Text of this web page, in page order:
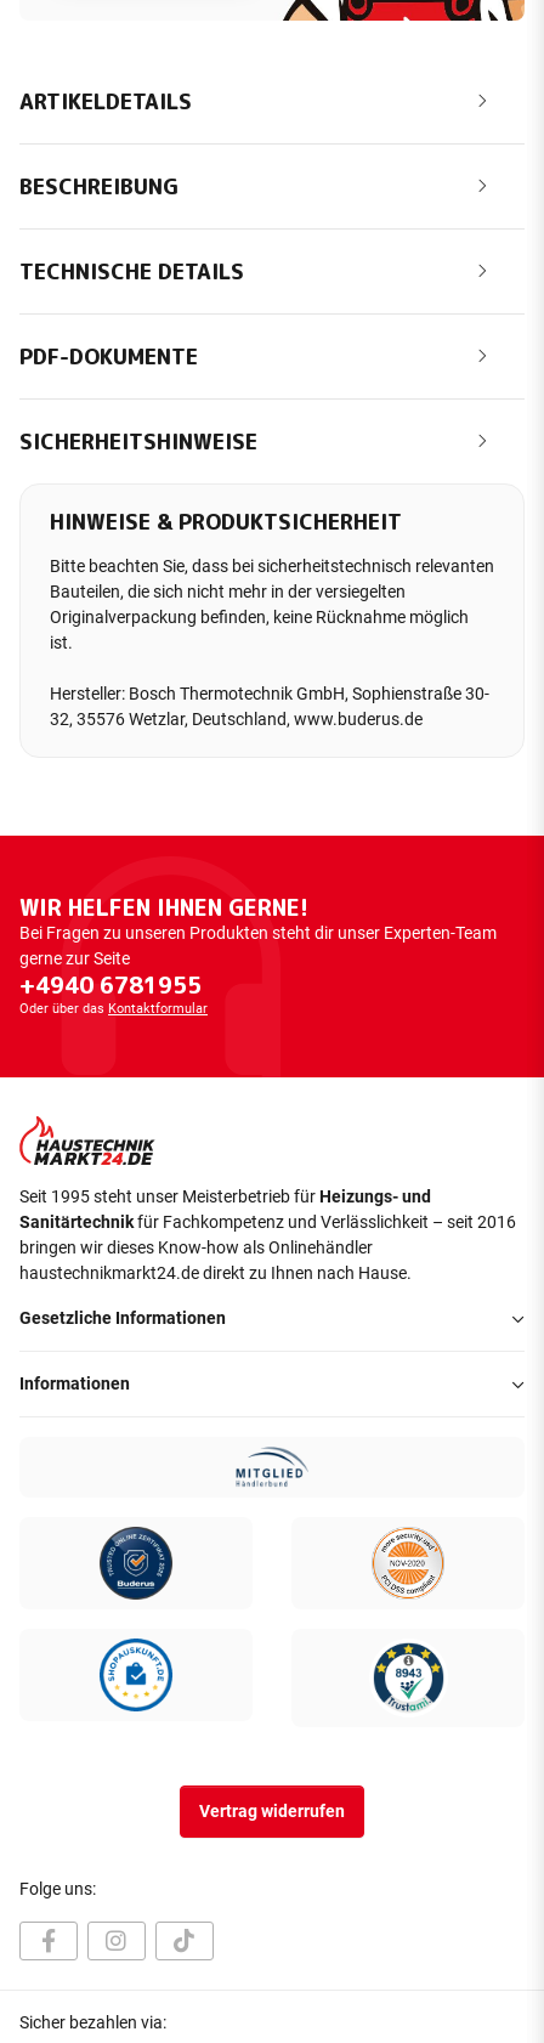
ARTIKELDETAILS
BESCHREIBUNG
TECHNISCHE DETAILS
PDF-DOKUMENTE
SICHERHEITSHINWEISE
HINWEISE & PRODUKTSICHERHEIT
Bitte beachten Sie, dass bei sicherheitstechnisch relevanten
Bauteilen, die sich nicht mehr in der versiegelten
Originalverpackung befinden, keine Rücknahme möglich
ist.
Hersteller: Bosch Thermotechnik GmbH, Sophienstraße 30-
32, 35576 Wetzlar, Deutschland, www.buderus.de
WIR HELFEN IHNEN GERNE!
Bei Fragen zu unseren Produkten steht dir unser Experten-Team
gerne zur Seite
+4940 6781955
Oder über das Kontaktformular
Seit 1995 steht unser Meisterbetrieb fürHeizungs- und
Sanitärtechnikfür Fachkompetenz und Verlässlichkeit – seit 2016
bringen wir dieses Know-how als Onlinehändler
haustechnikmarkt24.de direkt zu Ihnen nach Hause.
Gesetzliche Informationen
Informationen
Vertrag widerrufen
Folge uns:
Sicher bezahlen via: